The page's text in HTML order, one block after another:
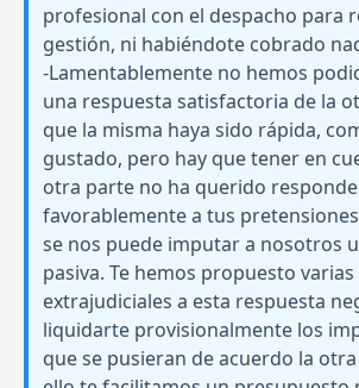
profesional con el despacho para
gestión, ni habiéndote cobrado
-Lamentablemente no hemos
una respuesta satisfactoria de la
que la misma haya sido rápida,
gustado, pero hay que tener en
otra parte no ha querido
favorablemente a tus
se nos puede imputar a nosotros
pasiva. Te hemos propuesto
extrajudiciales a esta respuesta
liquidarte provisionalmente los
que se pusieran de acuerdo la